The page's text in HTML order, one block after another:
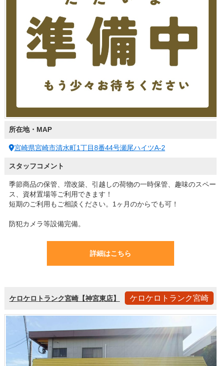
所在地・MAP
宮崎県宮崎市清水町1丁目8番44号瀬尾ハイツA-2
スタッフコメント
季節商品の保管、増改築、引越しの荷物の一時保管、趣味のスペー
ス、資材置場等ご利用できます！
短期のご利用もご相談ください。1ヶ月のからでも可！
防犯カメラ等設備完備。
詳細はこちら
ケロケロトランク宮崎【神宮東店】 ケロケロトランク宮崎